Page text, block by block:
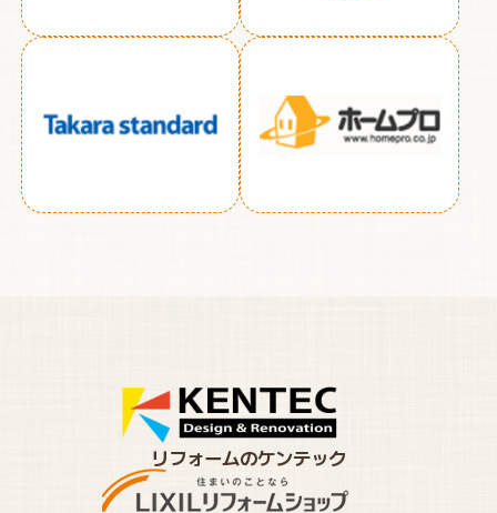
リフォームのケンテック